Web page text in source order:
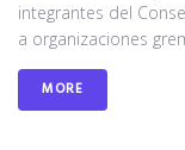
integrantes del
a organizaciones
MORE